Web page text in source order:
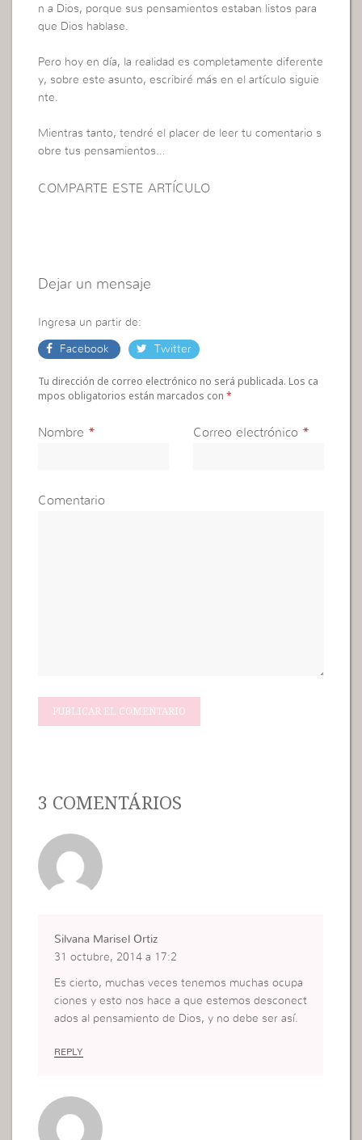
n a Dios, porque sus pensamientos estaban listos para
que Dios hablase.
Pero hoy en día, la realidad es completamente diferente
y, sobre este asunto, escribiré más en el artículo siguie
nte.
Mientras tanto, tendré el placer de leer tu comentario s
obre tus pensamientos…
COMPARTE ESTE ARTÍCULO
Dejar un mensaje
Ingresa un partir de:
Facebook Twitter
Tu dirección de correo electrónico no será publicada. Los ca
mpos obligatorios están marcados con*
Nombre * Correo electrónico *
Comentario
3 COMENTÁRIOS
Silvana Marisel Ortiz
31 octubre, 2014 a 17:2
Es cierto, muchas veces tenemos muchas ocupa
ciones y esto nos hace a que estemos desconect
ados al pensamiento de Dios, y no debe ser así.
REPLY